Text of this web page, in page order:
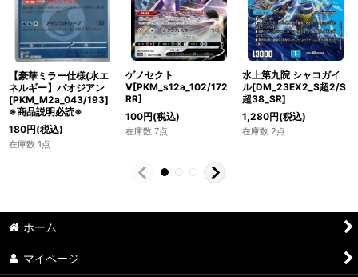
【豪華ミラー仕様(水エ
ネルギー】パオジアン
[PKM_M2a_043/193]
※商品説明必読※
180円(税込)
在庫数 1点
ゲノセクト
V[PKM_s12a_102/172
RR]
100円(税込)
在庫数 7点
水上第九院 シャコガイ
ル[DM_23EX2_S超2/S
超38_SR]
1,280円(税込)
在庫数 2点
ホーム
マイページ